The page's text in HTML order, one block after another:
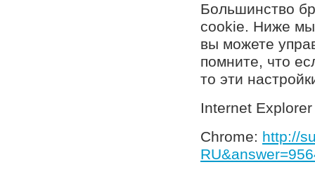
Большинство
cookie. Ниже мы
вы можете
помните, что
то эти
Internet
Chrome: http://